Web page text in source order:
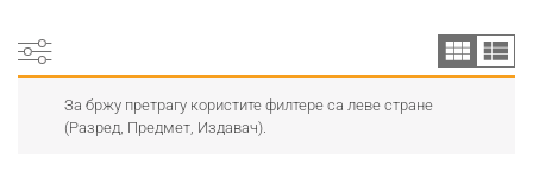
За бржу претрагу користите филтере са леве стране
(Разред, Предмет, Издавач).